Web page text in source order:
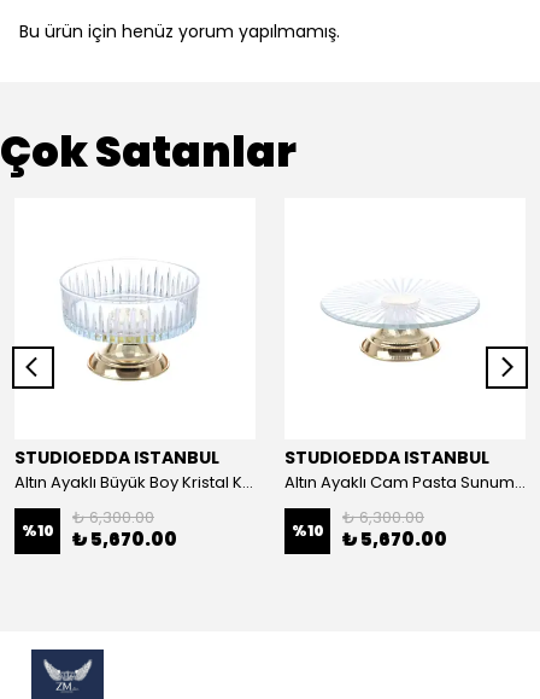
Bu ürün için henüz yorum yapılmamış.
Çok Satanlar
STUDIOEDDA ISTANBUL
Altın Ayaklı Büyük Boy Kristal Kase 25cm
%10
₺ 6,300.00
₺ 5,670.00
STUDIOEDDA ISTANBUL
Altın Ayaklı Cam Pasta Sunum 30cm
%10
₺ 6,300.00
₺ 5,670.00